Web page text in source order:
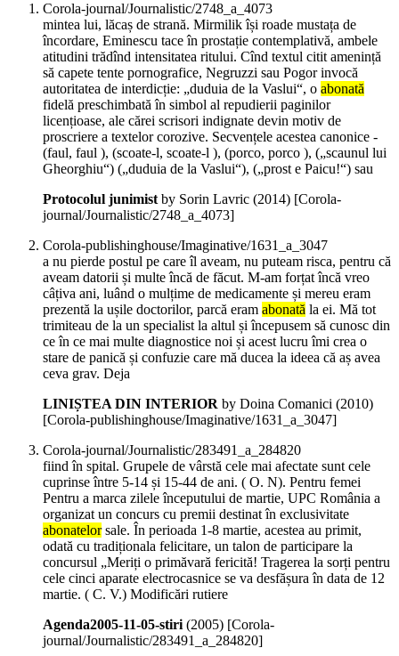
Corola-journal/Journalistic/2748_a_4073
mintea lui, lăcaș de strană. Mirmilik își roade mustața de
încordare, Eminescu tace în prostație contemplativă, ambele
atitudini trădînd intensitatea ritului. Cînd textul citit amenință
să capete tente pornografice, Negruzzi sau Pogor invocă
autoritatea de interdicție: „duduia de la Vaslui“, o abonată
fidelă preschimbată în simbol al repudierii paginilor
licențioase, ale cărei scrisori indignate devin motiv de
proscriere a textelor corozive. Secvențele acestea canonice -
(faul, faul ), (scoate-l, scoate-l ), (porco, porco ), („scaunul lui
Gheorghiu“) („duduia de la Vaslui“), („prost e Paicu!“) sau
Protocolul junimistby Sorin Lavric (2014) [Corola-
journal/Journalistic/2748_a_4073]
Corola-publishinghouse/Imaginative/1631_a_3047
a nu pierde postul pe care îl aveam, nu puteam risca, pentru că
aveam datorii și multe încă de făcut. M-am forțat încă vreo
câțiva ani, luând o mulțime de medicamente și mereu eram
prezentă la ușile doctorilor, parcă eram abonată la ei. Mă tot
trimiteau de la un specialist la altul și începusem să cunosc din
ce în ce mai multe diagnostice noi și acest lucru îmi crea o
stare de panică și confuzie care mă ducea la ideea că aș avea
ceva grav. Deja
LINIȘTEA DIN INTERIOR by Doina Comanici (2010)
[Corola-publishinghouse/Imaginative/1631_a_3047]
Corola-journal/Journalistic/283491_a_284820
fiind în spital. Grupele de vârstă cele mai afectate sunt cele
cuprinse între 5-14 și 15-44 de ani. ( O. N). Pentru femei
Pentru a marca zilele începutului de martie, UPC România a
organizat un concurs cu premii destinat în exclusivitate
abonatelorsale. În perioada 1-8 martie, acestea au primit,
odată cu tradiționala felicitare, un talon de participare la
concursul „Meriți o primăvară fericită! Tragerea la sorți pentru
cele cinci aparate electrocasnice se va desfășura în data de 12
martie. ( C. V.) Modificări rutiere
Agenda2005-11-05-stiri(2005) [Corola-
journal/Journalistic/283491_a_284820]